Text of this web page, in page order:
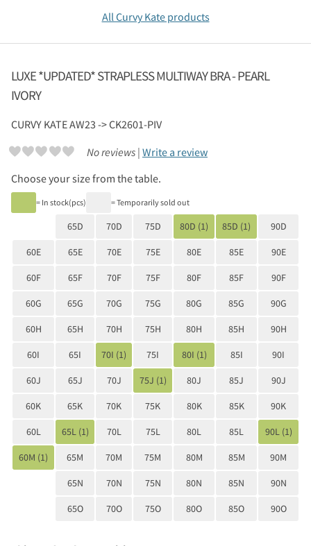
All Curvy Kate products
LUXE *UPDATED* STRAPLESS MULTIWAY BRA - PEARL
IVORY
CURVY KATEAW23 -> CK2601-PIV
No reviews | Write a review
Choose your size from the table.
= In stock(pcs) = Temporarily sold out
65D 70D 75D 80D (1) 85D (1) 90D
60E 65E 70E 75E 80E 85E 90E
60F 65F 70F 75F 80F 85F 90F
60G 65G 70G 75G 80G 85G 90G
60H 65H 70H 75H 80H 85H 90H
60I 65I 70I (1) 75I 80I (1) 85I 90I
60J 65J 70J 75J (1) 80J 85J 90J
60K 65K 70K 75K 80K 85K 90K
60L 65L (1) 70L 75L 80L 85L 90L (1)
60M (1) 65M 70M 75M 80M 85M 90M
65N 70N 75N 80N 85N 90N
65O 70O 75O 80O 85O 90O